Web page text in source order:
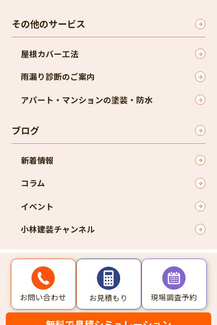
その他のサービス
屋根カバー工法
雨漏り診断のご案内
アパート・マンションの塗装・防水
ブログ
新着情報
コラム
イベント
小林建装チャンネル
〒574-0055 大阪府大東市新田本町2-33
TEL072-813-5421
Copyright © 2025 プロタイムズ大東店 All Rights Reserved.
個人情報保護方針
お問い合わせ お見積もり 現場調査予約